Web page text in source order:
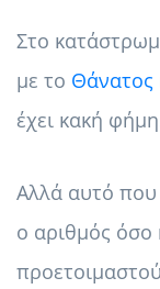
Στο
με το Θάνατος
έχει κακή
Αλλά αυτό
ο αριθμός όσο